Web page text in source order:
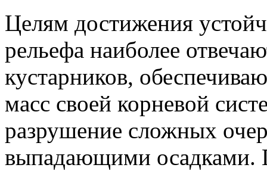
Целям достижения
рельефа наиболее
кустарников,
масс своей корневой
разрушение сложных
выпадающими осадками.